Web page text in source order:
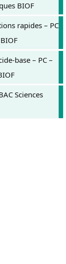
BIOF
rapides – PC
base – PC –
Sciences